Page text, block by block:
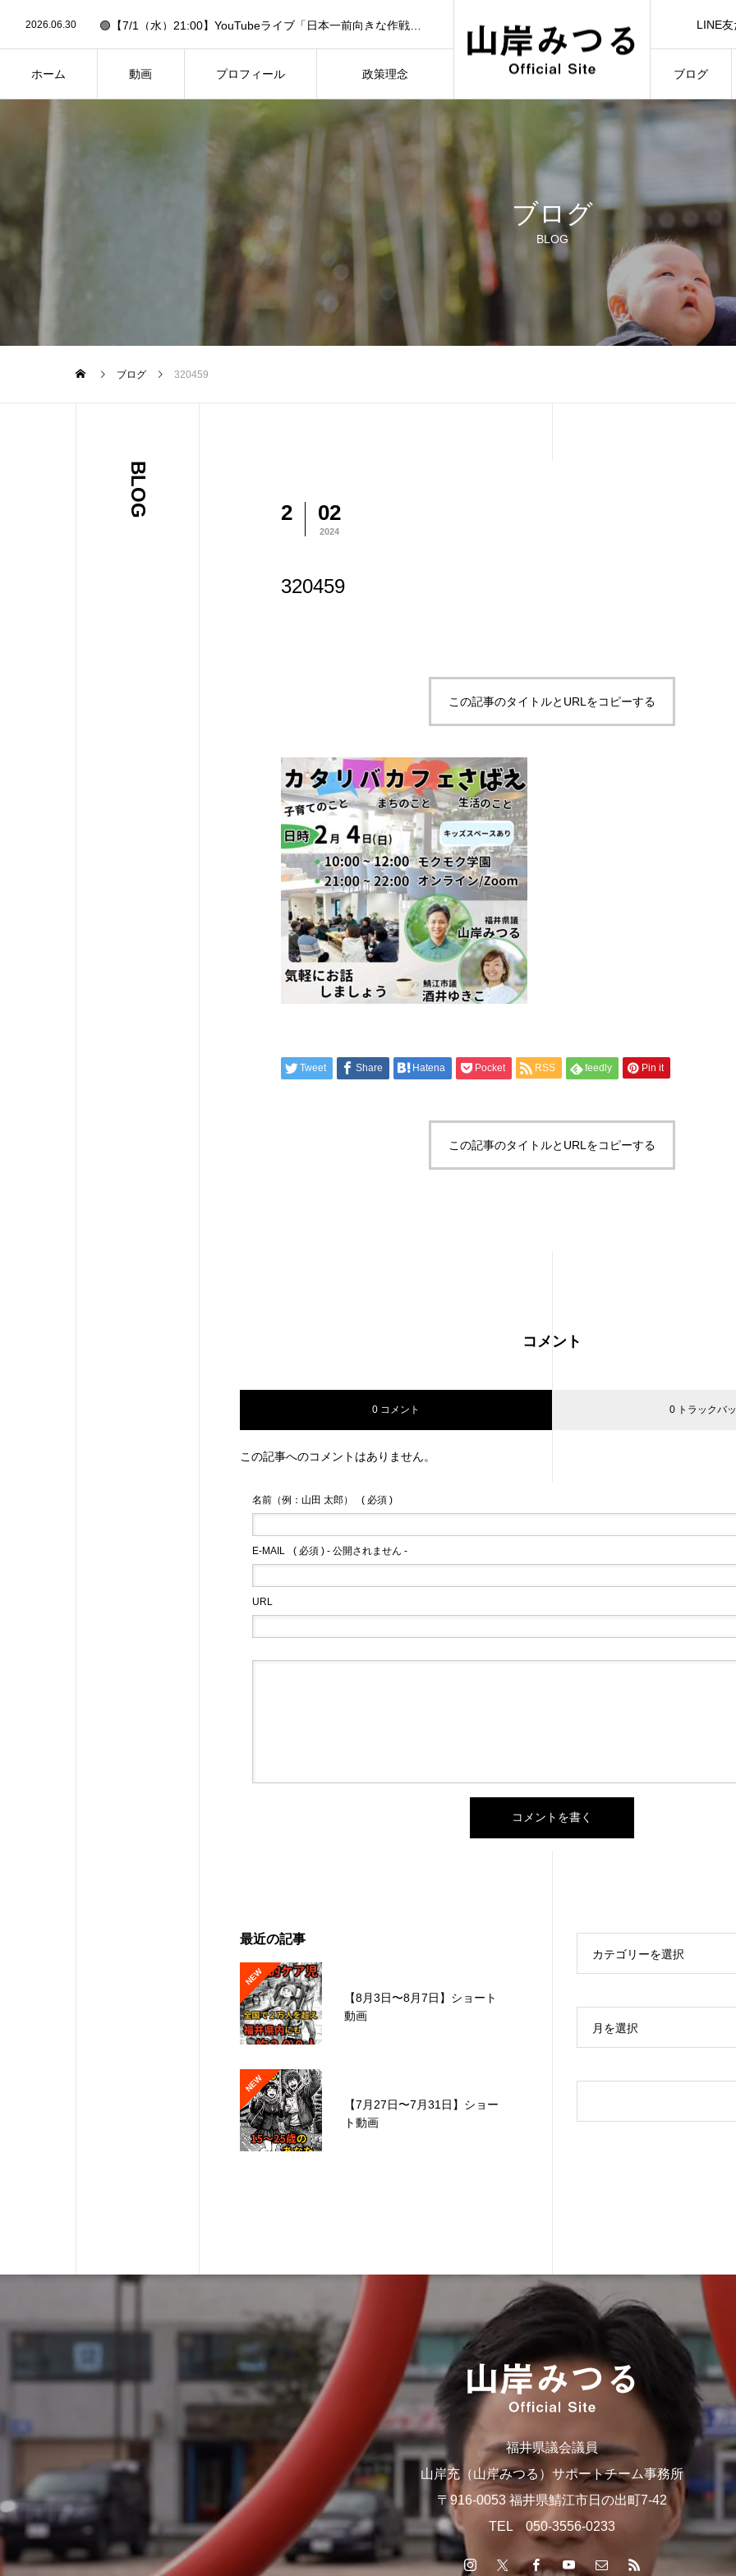
ホーム
動画
プロフィール
政策理念
ブログ
2026.05.27 🟢【5/27】市民と県議会議員が語る会（夢みらい館さばえ）🟢
2026.03.13 🟢26年2月県議会・予算決算特別委員会の予定（3/13）🟢
2026.06.30
LINE
ブログ
BLOG
ブログ 320459
BLOG 2 02
2024
320459
この記事のタイトルとURLをコピーする
Tweet Share Hatena Pocket RSS feedly Pin it
この記事のタイトルとURLをコピーする
コメント
0 コメント 0 トラックバ
この記事へのコメントはありません。
名前（例：山田 太郎） ( 必須 )
E-MAIL ( 必須 ) - 公開されません -
URL
最近の記事
NEW
【8月3日〜8月7日】ショート
動画
NEW
【7月27日〜7月31日】ショー
ト動画
カテゴリーを選択
月を選択
福井県議会議員
山岸充（山岸みつる）サポートチーム事務所
〒916-0053 福井県鯖江市日の出町7-42
TEL 050-3556-0233